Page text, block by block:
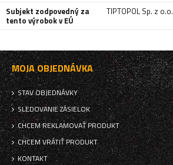
Subjekt zodpovedný za
tento výrobok v EÚ
TIPTOPOL Sp. z o.o.
MOJA OBJEDNÁVKA
STAV OBJEDNÁVKY
SLEDOVANIE ZÁSIELOK
CHCEM REKLAMOVAŤ PRODUKT
CHCEM VRÁTIŤ PRODUKT
KONTAKT